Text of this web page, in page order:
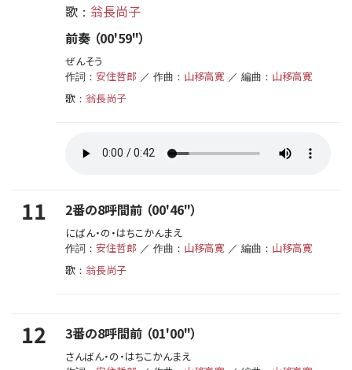
歌 ： 翁長尚子
前奏 （00'59"）
ぜんそう
作詞： 安住哲郎 ／ 作曲： 山移高寛 ／ 編曲： 山移高寛
歌 ： 翁長尚子
11 2番の8呼間前 （00'46"）
にばん・の・はちこかんまえ
作詞： 安住哲郎 ／ 作曲： 山移高寛 ／ 編曲： 山移高寛
歌 ： 翁長尚子
12 3番の8呼間前 （01'00"）
さんばん・の・はちこかんまえ